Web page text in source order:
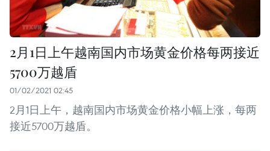
2月1日上午越南国内市场黄金价格每两接近
5700万越盾
01/02/2021 02:45
2月1日上午，越南国内市场黄金价格小幅上涨，每两
接近5700万越盾。